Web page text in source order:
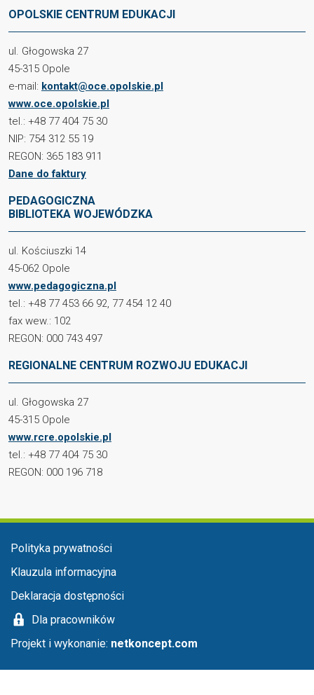
OPOLSKIE CENTRUM EDUKACJI
ul. Głogowska 27
45-315 Opole
e-mail: kontakt@oce.opolskie.pl
www.oce.opolskie.pl
tel.: +48 77 404 75 30
NIP: 754 312 55 19
REGON: 365 183 911
Dane do faktury
PEDAGOGICZNA
BIBLIOTEKA WOJEWÓDZKA
ul. Kościuszki 14
45-062 Opole
www.pedagogiczna.pl
tel.: +48 77 453 66 92, 77 454 12 40
fax wew.: 102
REGON: 000 743 497
REGIONALNE CENTRUM ROZWOJU EDUKACJI
ul. Głogowska 27
45-315 Opole
www.rcre.opolskie.pl
tel.: +48 77 404 75 30
REGON: 000 196 718
Menu stopka
Polityka prywatności
Klauzula informacyjna
Deklaracja dostępności
Dla pracowników
Projekt i wykonanie: netkoncept.com